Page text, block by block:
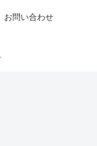
お問い合わせ